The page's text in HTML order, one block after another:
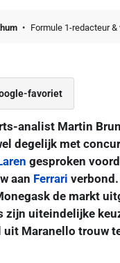
Formule 1-redacteur
favoriet
analist Martin
degelijk met
gesproken
aan Ferrari
de markt
zijn uiteindelijke
uit Maranello trouw